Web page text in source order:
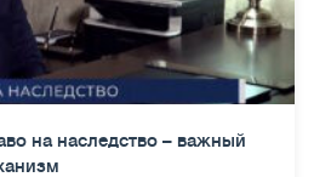
на наследство – важный